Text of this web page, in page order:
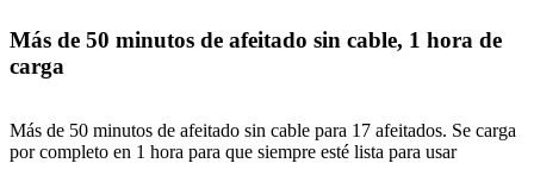
Más de 50 minutos de afeitado sin cable, 1 hora de
carga
Más de 50 minutos de afeitado sin cable para 17 afeitados. Se carga
por completo en 1 hora para que siempre esté lista para usar